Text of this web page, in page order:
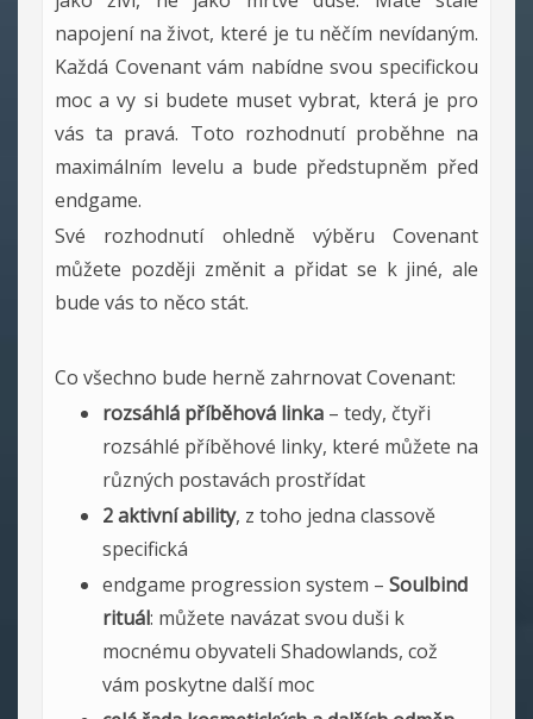
napojení na život, které je tu něčím nevídaným.
Každá Covenant vám nabídne svou specifickou
moc a vy si budete muset vybrat, která je pro
vás ta pravá. Toto rozhodnutí proběhne na
maximálním levelu a bude předstupněm před
endgame.
Své rozhodnutí ohledně výběru Covenant
můžete později změnit a přidat se k jiné, ale
bude vás to něco stát.
Co všechno bude herně zahrnovat Covenant:
rozsáhlá příběhová linka – tedy, čtyři
rozsáhlé příběhové linky, které můžete na
různých postavách prostřídat
2 aktivní ability, z toho jedna classově
specifická
endgame progression system – Soulbind
rituál: můžete navázat svou duši k
mocnému obyvateli Shadowlands, což
vám poskytne další moc